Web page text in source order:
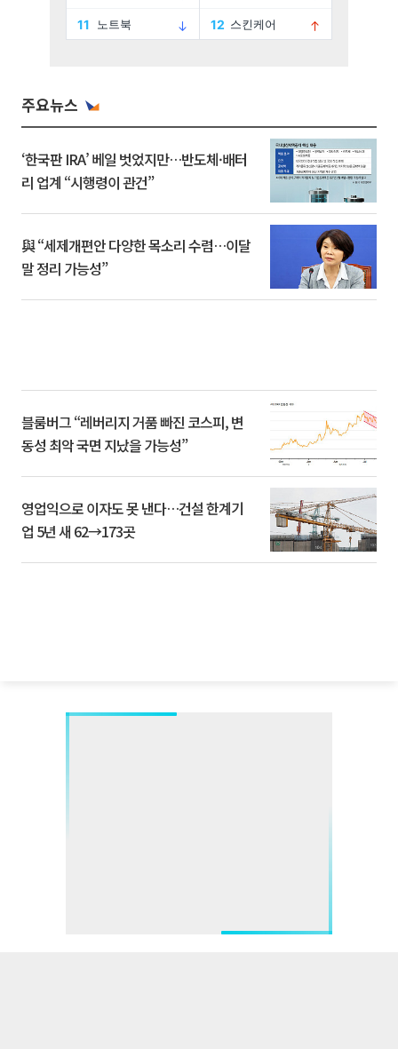
주요뉴스
‘한국판 IRA’ 베일 벗었지만…반도체·배터
리 업계 “시행령이 관건”
與 “세제개편안 다양한 목소리 수렴…이달
말 정리 가능성”
블룸버그 “레버리지 거품 빠진 코스피, 변
동성 최악 국면 지났을 가능성”
영업익으로 이자도 못 낸다…건설 한계기
업 5년 새 62→173곳